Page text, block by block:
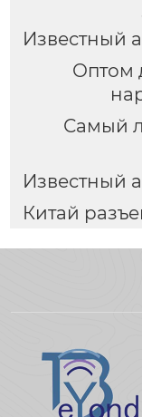
Известный
Оптом
Самый
Известный
Китай